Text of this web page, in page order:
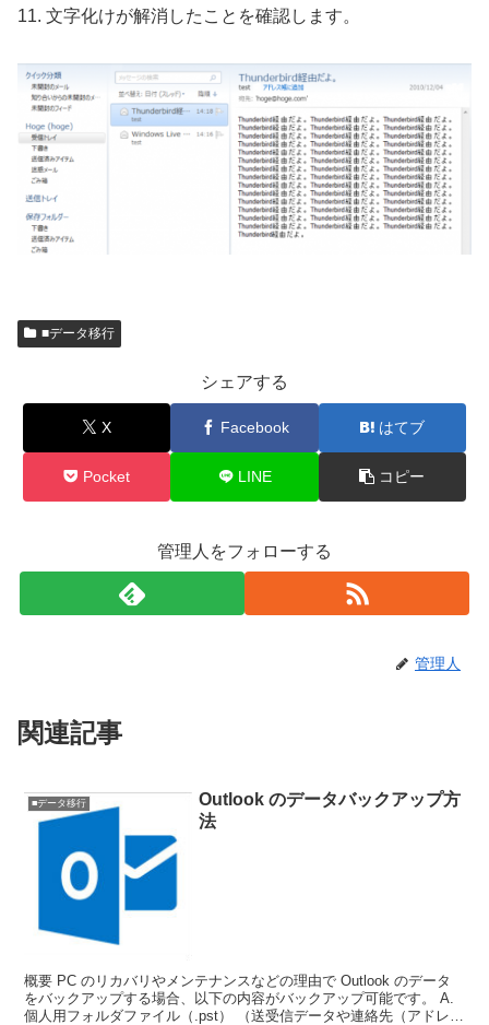
11. 文字化けが解消したことを確認します。
■データ移行
シェアする
X Facebook はてブ
Pocket LINE コピー
管理人をフォローする
管理人
関連記事
■データ移行
Outlook のデータバックアップ方
法
概要 PC のリカバリやメンテナンスなどの理由で Outlook のデータ
をバックアップする場合、以下の内容がバックアップ可能です。 A.
個人用フォルダファイル（.pst） （送受信データや連絡先（アドレス